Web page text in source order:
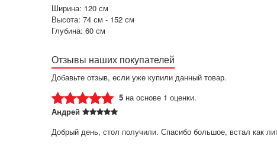
Ширина: 120 см
Высота: 74 см - 152 см
Глубина: 60 см
Отзывы наших покупателей
Добавьте отзыв, если уже купили данный товар.
5 на основе 1 оценки.
Андрей
Добрый день, стол получили. Спасибо большое, встал как